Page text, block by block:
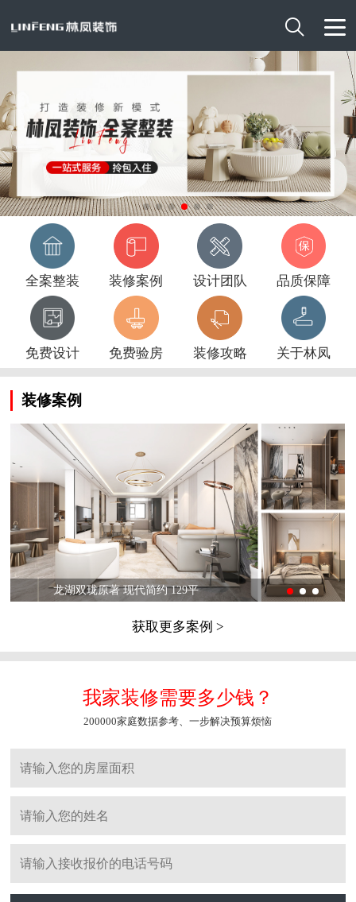

全案整装 装修案例 设计团队 品质保障
免费设计 免费验房 装修攻略 关于林凤
装修案例
龙湖双珑原著 现代简约 129平
获取更多案例 >
我家装修需要多少钱？
200000家庭数据参考、一步解决预算烦恼